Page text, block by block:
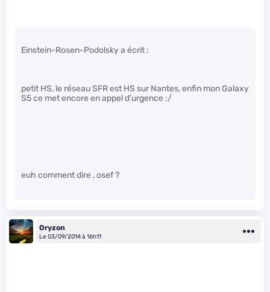
Einstein-Rosen-Podolsky a écrit :
petit HS, le réseau SFR est HS sur Nantes, enfin mon Galaxy
S5 ce met encore en appel d’urgence :/
euh comment dire , osef ?
Oryzon
Le 03/09/2014 à 16h11